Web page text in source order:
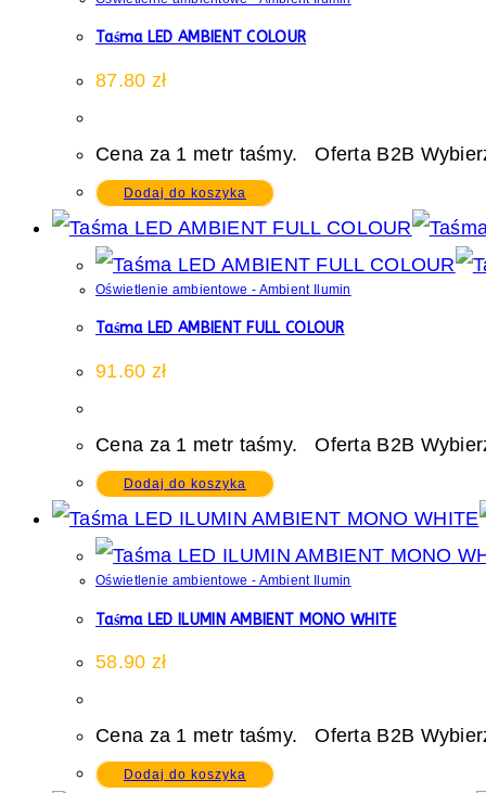
Taśma LED AMBIENT COLOUR
87.80 zł
Cena za 1 metr taśmy. Oferta B2B
Dodaj do koszyka
Oświetlenie ambientowe - Ambient Ilumin
Taśma LED AMBIENT FULL COLOUR
91.60 zł
Cena za 1 metr taśmy. Oferta B2B
Dodaj do koszyka
Oświetlenie ambientowe - Ambient Ilumin
Taśma LED ILUMIN AMBIENT MONO WHITE
58.90 zł
Cena za 1 metr taśmy. Oferta B2B
Dodaj do koszyka